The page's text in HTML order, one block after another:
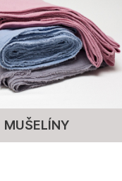
MUŠELÍNY